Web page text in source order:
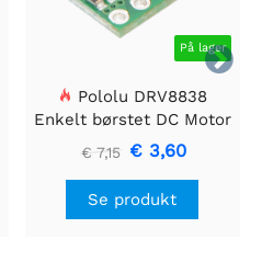

På lager
Pololu DRV8838
Enkelt børstet DC Motor
Driver Holder
€ 7,15 € 3,60
Se produkt